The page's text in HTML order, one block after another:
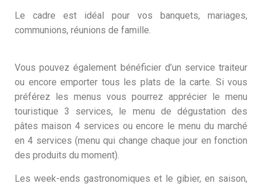
Le cadre est idéal pour vos banquets, mariages,
communions, réunions de famille.
Vous pouvez également bénéficier d’un service traiteur
ou encore emporter tous les plats de la carte. Si vous
préférez les menus vous pourrez apprécier le menu
touristique 3 services, le menu de dégustation des
pâtes maison 4 services ou encore le menu du marché
en 4 services (menu qui change chaque jour en fonction
des produits du moment).
Les week-ends gastronomiques et le gibier, en saison,